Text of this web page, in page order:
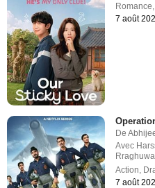
Romance
7 août
De
Avec
Action,
7 août